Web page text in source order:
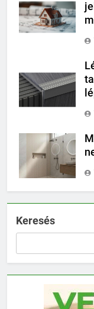
Keresés